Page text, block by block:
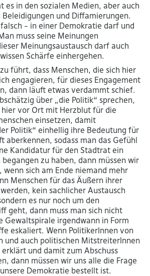
es in den sozialen Medien, aber auch
und Diffamierungen.
– in einer Demokratie darf und
muss seine Meinungen
Meinungsaustausch darf auch
Schärfe einhergehen.
führt, dass Menschen, die sich hier
engagieren, für dieses Engagement
dann läuft etwas verdammt schief.
über „die Politik“ sprechen,
hier vor Ort mit Herzblut für die
einsetzen, damit
Politik“ einhellig ihre Bedeutung für
aberkennen, sodass man das Gefühl
Kandidatur für den Stadtrat ein
zu haben, dann müssen wir
wenn sich am Ende niemand mehr
Menschen für das Äußern ihrer
kein sachlicher Austausch
es nur noch um den
geht, dann muss man sich nicht
Gewaltspirale irgendwann in Form
eskaliert. Wenn PolitikerInnen von
und auch politischen MitstreiterInnen
und damit zum Abschuss
dann müssen wir uns alle die Frage
Demokratie bestellt ist.